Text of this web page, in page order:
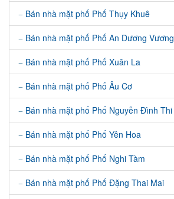
Bán nhà mặt phố Phố Thụy Khuê
Bán nhà mặt phố Phố An Dương Vương
Bán nhà mặt phố Phố Xuân La
Bán nhà mặt phố Phố Âu Cơ
Bán nhà mặt phố Phố Nguyễn Đình Thi
Bán nhà mặt phố Phố Yên Hoa
Bán nhà mặt phố Phố Nghi Tàm
Bán nhà mặt phố Phố Đặng Thai Mai